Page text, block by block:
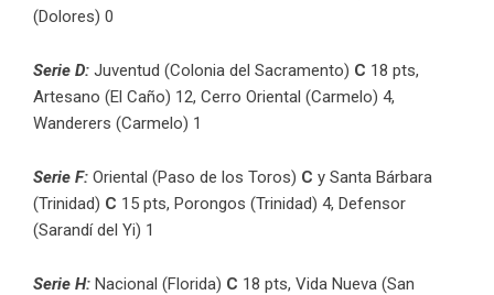
(Dolores) 0
Serie D: Juventud (Colonia del Sacramento) C 18 pts,
Artesano (El Caño) 12, Cerro Oriental (Carmelo) 4,
Wanderers (Carmelo) 1
Serie F: Oriental (Paso de los Toros) C y Santa Bárbara
(Trinidad) C 15 pts, Porongos (Trinidad) 4, Defensor
(Sarandí del Yi) 1
Serie H: Nacional (Florida) C 18 pts, Vida Nueva (San